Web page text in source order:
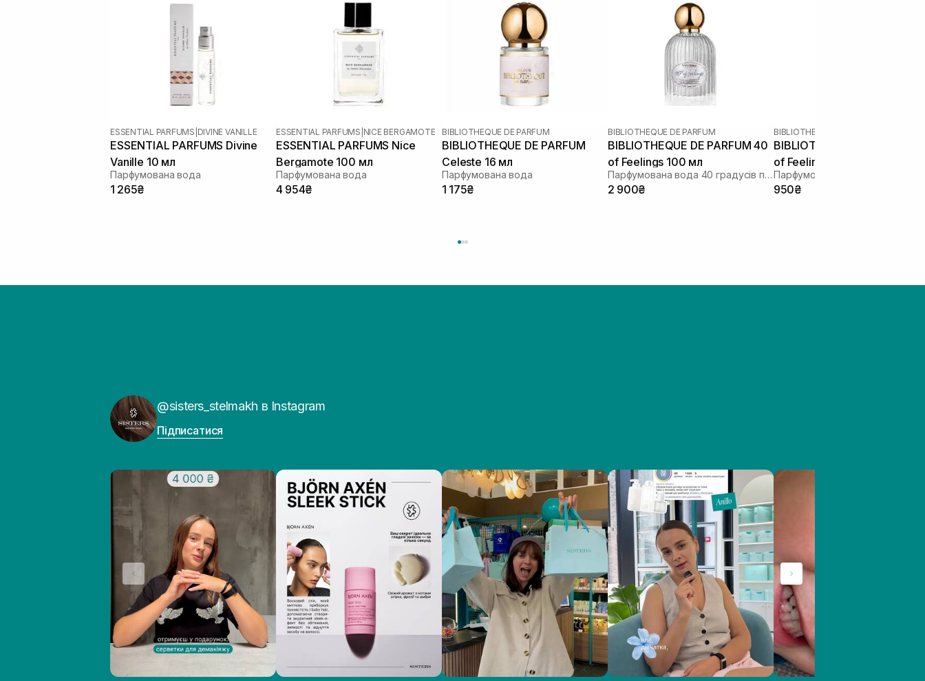
ESSENTIAL PARFUMS DIVINE VANILLE
ESSENTIAL PARFUMS Divine
Vanille 10 мл
Парфумована вода
1 265₴
ESSENTIAL PARFUMS NICE BERGAMOTE
ESSENTIAL PARFUMS Nice
Bergamote 100 мл
Парфумована вода
4 954₴
BIBLIOTHEQUE DE PARFUM
BIBLIOTHEQUE DE PARFUM
Celeste 16 мл
Парфумована вода
1 175₴
BIBLIOTHEQUE DE PARFUM
BIBLIOTHEQUE DE PARFUM 40
of Feelings 100 мл
Парфумована вода 40 градусів почуттів
2 900₴
BIBLIOTHEQUE DE PARFUM
BIBLIOTHEQUE DE PARFUM
of Feelings 16 мл
950₴
@sisters_stelmakh в Instagram
Підписатися